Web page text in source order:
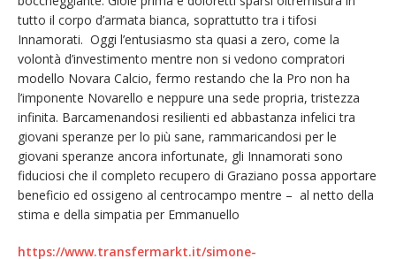
tutto il corpo d’armata bianca, soprattutto tra i tifosi
Innamorati. Oggi l’entusiasmo sta quasi a zero, come la
volontà d’investimento mentre non si vedono compratori
modello Novara Calcio, fermo restando che la Pro non ha
l’imponente Novarello e neppure una sede propria, tristezza
infinita. Barcamenandosi resilienti ed abbastanza infelici tra
giovani speranze per lo più sane, rammaricandosi per le
giovani speranze ancora infortunate, gli Innamorati sono
fiduciosi che il completo recupero di Graziano possa apportare
beneficio ed ossigeno al centrocampo mentre – al netto della
stima e della simpatia per Emmanuello
https://www.transfermarkt.it/simone-